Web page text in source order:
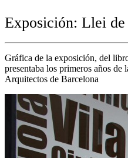
Exposición: Llei
Gráfica de la exposición, del
presentaba los primeros años
Arquitectos de Barcelona